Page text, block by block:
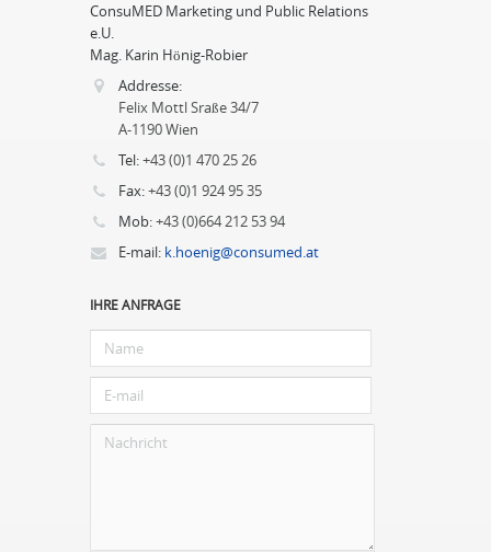
ConsuMED Marketing und Public Relations
e.U.
Mag. Karin Hönig-Robier
Addresse:
Felix Mottl Sraße 34/7
A-1190 Wien
Tel:+43 (0)1 470 25 26
Fax:+43 (0)1 924 95 35
Mob:+43 (0)664 212 53 94
E-mail: k.hoenig@consumed.at
IHRE ANFRAGE